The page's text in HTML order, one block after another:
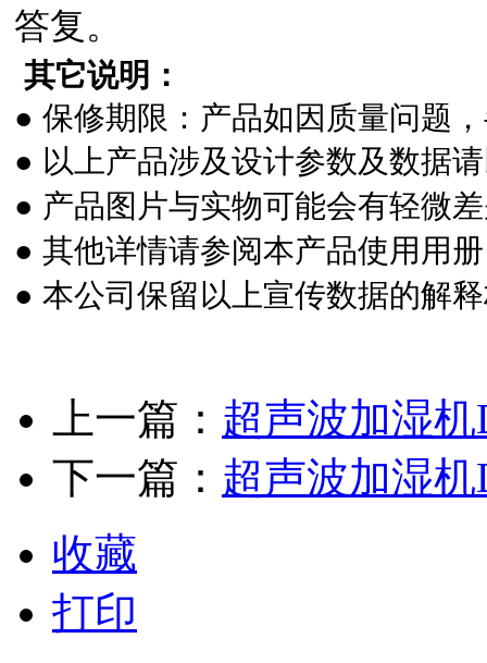
答复。
其它说明：
● 保修期限：产品如因质量问题
● 以上产品涉及设计参数及数据
● 产品图片与实物可能会有轻微
● 其他详情请参阅本产品使用用册
● 本公司保留以上宣传数据的解
上一篇： 超声波加湿机
下一篇： 超声波加湿机
收藏
打印